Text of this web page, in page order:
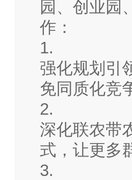
园、创业园
作：
1.
强化规划引
免同质化竞
2.
深化联农带
式，让更多
3.